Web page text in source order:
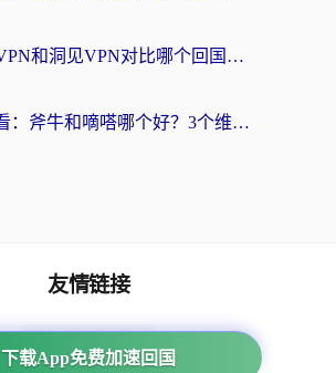
ChickCN VPN和洞见VPN对比哪个回国效果更好？海外党亲测3款加速器+避坑指南
海外党必看：斧牛和嘀嗒哪个好？3个维度教你选对回国加速器
下载App免费加速回国
友情链接
番茄加速器